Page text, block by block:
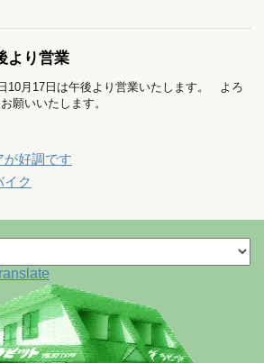
より営業
10月17日は午後より営業いたします。 よろ
願いいたします。
が好調です
イク